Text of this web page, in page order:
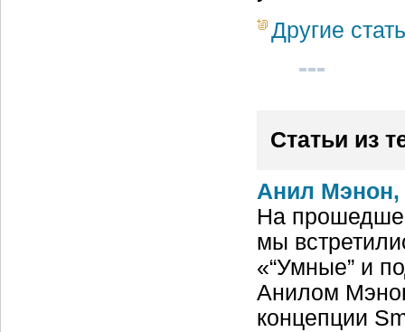
Другие
Статьи из
Анил
На
мы
«“Умные” и
Анилом
концепции